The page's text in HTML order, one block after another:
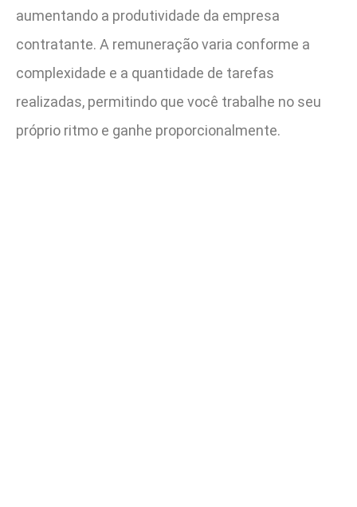
aumentando a produtividade da empresa
contratante. A remuneração varia conforme a
complexidade e a quantidade de tarefas
realizadas, permitindo que você trabalhe no seu
próprio ritmo e ganhe proporcionalmente.